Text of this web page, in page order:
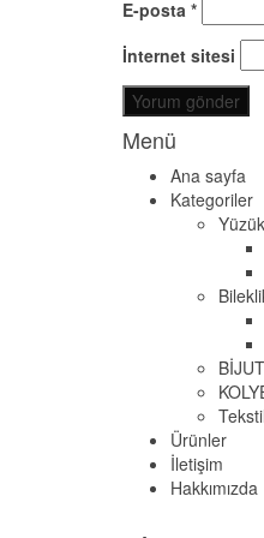
E-posta *
İnternet sitesi
Menü
Ana sayfa
Kategoriler
Ürünler
İletişim
Hakkımızda